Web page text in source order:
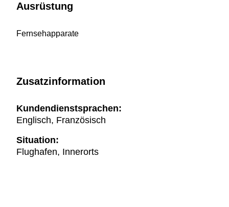
Ausrüstung
Fernsehapparate
Zusatzinformation
Kundendienstsprachen:
Englisch, Französisch
Situation:
Flughafen, Innerorts